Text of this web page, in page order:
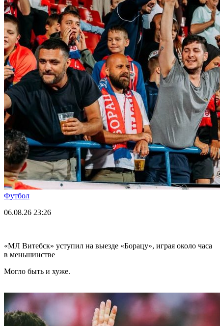
Футбол
06.08.26 23:26
«МЛ Витебск» уступил на выезде «Борацу», играя около часа
в меньшинстве
Могло быть и хуже.